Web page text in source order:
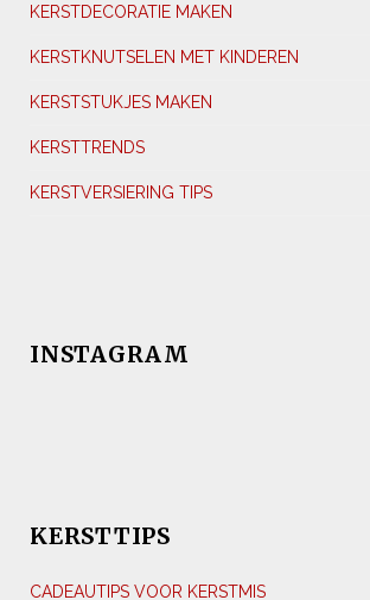
KERSTDECORATIE MAKEN
KERSTKNUTSELEN MET KINDEREN
KERSTSTUKJES MAKEN
KERSTTRENDS
KERSTVERSIERING TIPS
INSTAGRAM
KERSTTIPS
CADEAUTIPS VOOR KERSTMIS